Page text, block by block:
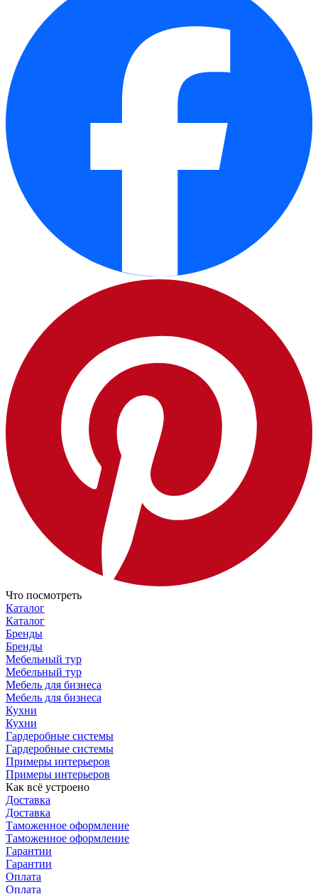
Что посмотреть
Каталог
Каталог
Бренды
Бренды
Мебельный тур
Мебельный тур
Мебель для бизнеса
Мебель для бизнеса
Кухни
Кухни
Гардеробные системы
Гардеробные системы
Примеры интерьеров
Примеры интерьеров
Как всё устроено
Доставка
Доставка
Таможенное оформление
Таможенное оформление
Гарантии
Гарантии
Оплата
Оплата